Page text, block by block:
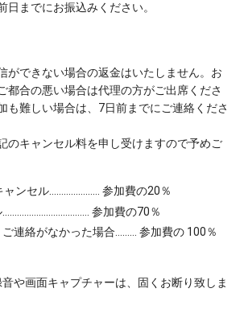
日までにお振込みください。
ができない場合の返金はいたしません。お
都合の悪い場合は代理の方がご出席くださ
も難しい場合は、7日前までにご連絡くださ
のキャンセル料を申し受けますので予めご
ャンセル………………… 参加費の20％
……………………………… 参加費の70％
連絡がなかった場合……… 参加費の 100％
や画面キャプチャーは、固くお断り致しま